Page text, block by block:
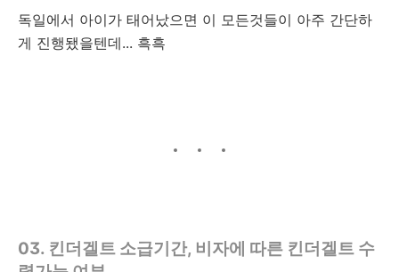
독일에서 아이가 태어났으면 이 모든것들이 아주 간단하
게 진행됐을텐데... 흑흑
03. 킨더겔트 소급기간, 비자에 따른 킨더겔트 수